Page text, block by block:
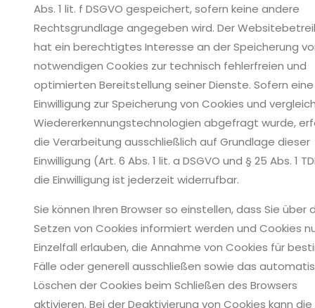
Abs. 1 lit. f DSGVO gespeichert, sofern keine andere
Rechtsgrundlage angegeben wird. Der
hat ein berechtigtes Interesse an der Speicherung
notwendigen Cookies zur technisch fehlerfreien und
optimierten Bereitstellung seiner Dienste. Sofern eine
Einwilligung zur Speicherung von Cookies und
Wiedererkennungstechnologien abgefragt wurde,
die Verarbeitung ausschließlich auf Grundlage dieser
Einwilligung (Art. 6 Abs. 1 lit. a DSGVO und § 25 Abs. 1
die Einwilligung ist jederzeit widerrufbar.
Sie können Ihren Browser so einstellen, dass Sie über
Setzen von Cookies informiert werden und Cookies
Einzelfall erlauben, die Annahme von Cookies für
Fälle oder generell ausschließen sowie das
Löschen der Cookies beim Schließen des Browsers
aktivieren. Bei der Deaktivierung von Cookies kann die